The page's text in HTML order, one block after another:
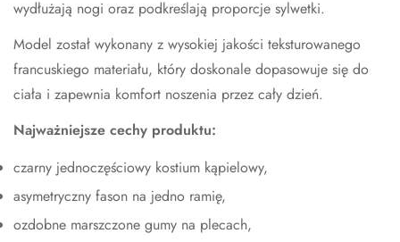
wydłużają nogi oraz podkreślają proporcje sylwetki.
Model został wykonany z wysokiej jakości teksturowanego
francuskiego materiału, który doskonale dopasowuje się do
ciała i zapewnia komfort noszenia przez cały dzień.
Najważniejsze cechy produktu:
czarny jednoczęściowy kostium kąpielowy,
asymetryczny fason na jedno ramię,
ozdobne marszczone gumy na plecach,